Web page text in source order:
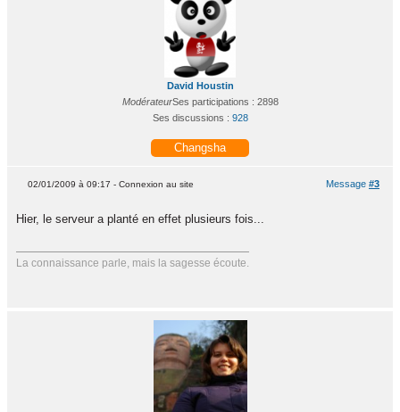
David Houstin
ModérateurSes participations : 2898
Ses discussions : 928
Changsha
Message #3
02/01/2009 à 09:17 - Connexion au site
Hier, le serveur a planté en effet plusieurs fois...
La connaissance parle, mais la sagesse écoute.